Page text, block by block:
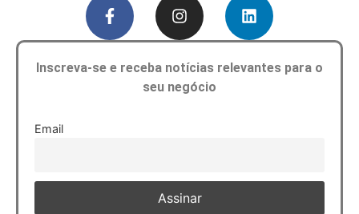
Inscreva-se e receba notícias relevantes para o
seu negócio
Email